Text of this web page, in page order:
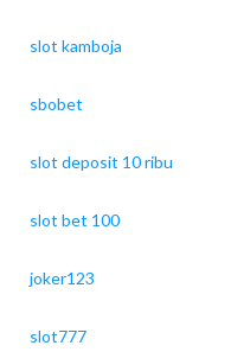
slot kamboja
sbobet
slot deposit 10 ribu
slot bet 100
joker123
slot777